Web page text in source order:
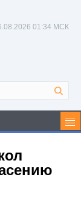
01:34 МСК